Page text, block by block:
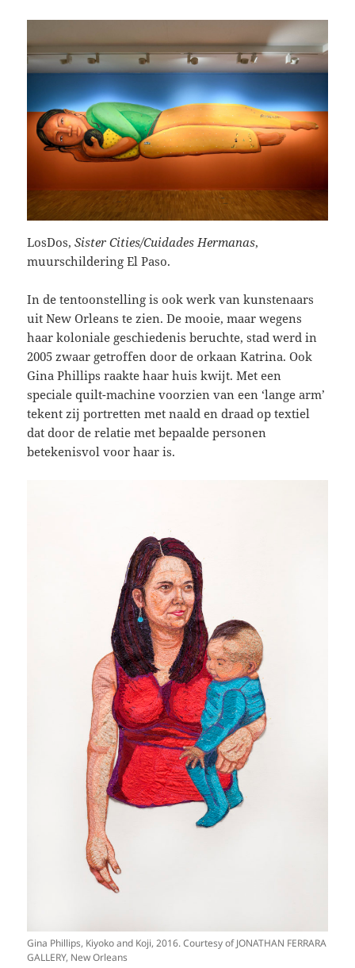
LosDos,Sister Cities/Cuidades Hermanas,
muurschildering El Paso.
In de tentoonstelling is ook werk van kunstenaars
uit New Orleans te zien. De mooie, maar wegens
haar koloniale geschiedenis beruchte, stad werd in
2005 zwaar getroffen door de orkaan Katrina. Ook
Gina Phillips raakte haar huis kwijt. Met een
speciale quilt-machine voorzien van een ‘lange arm’
tekent zij portretten met naald en draad op textiel
dat door de relatie met bepaalde personen
betekenisvol voor haar is.
Gina Phillips, Kiyoko and Koji, 2016. Courtesy of JONATHAN FERRARA
GALLERY, New Orleans